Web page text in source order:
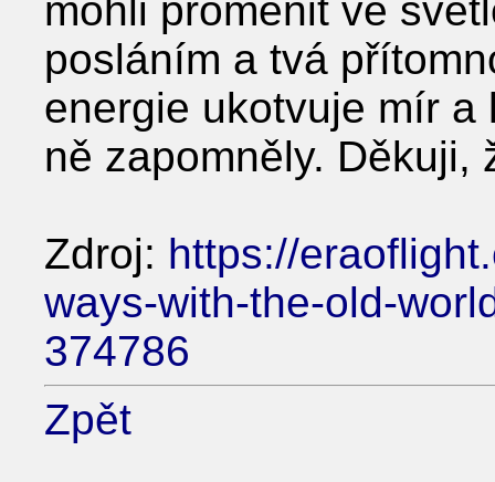
mohli proměnit ve
posláním a tvá
energie ukotvuje mír
ně zapomněly. Děkuji,
Zdroj: https://
ways-with-the-old-
374786
Zpět